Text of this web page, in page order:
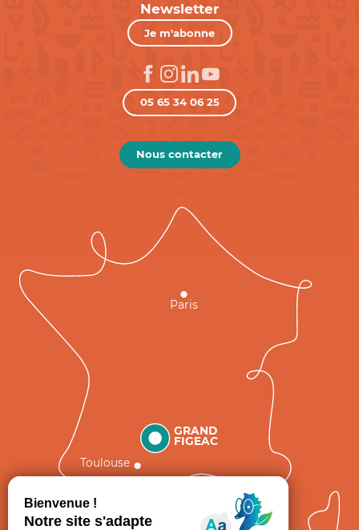
Newsletter
Je m'abonne
05 65 34 06 25
Nous contacter
GRAND
FIGEAC
Toulouse
Paris